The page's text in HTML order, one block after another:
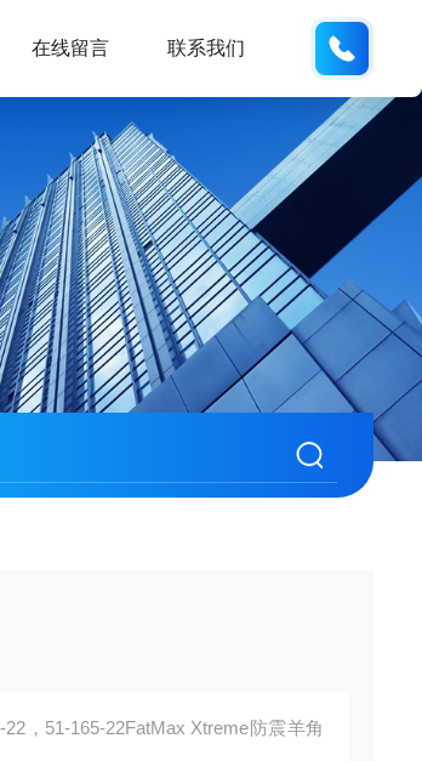
在线留言 联系我们
，51-165-22FatMax Xtreme防震羊角